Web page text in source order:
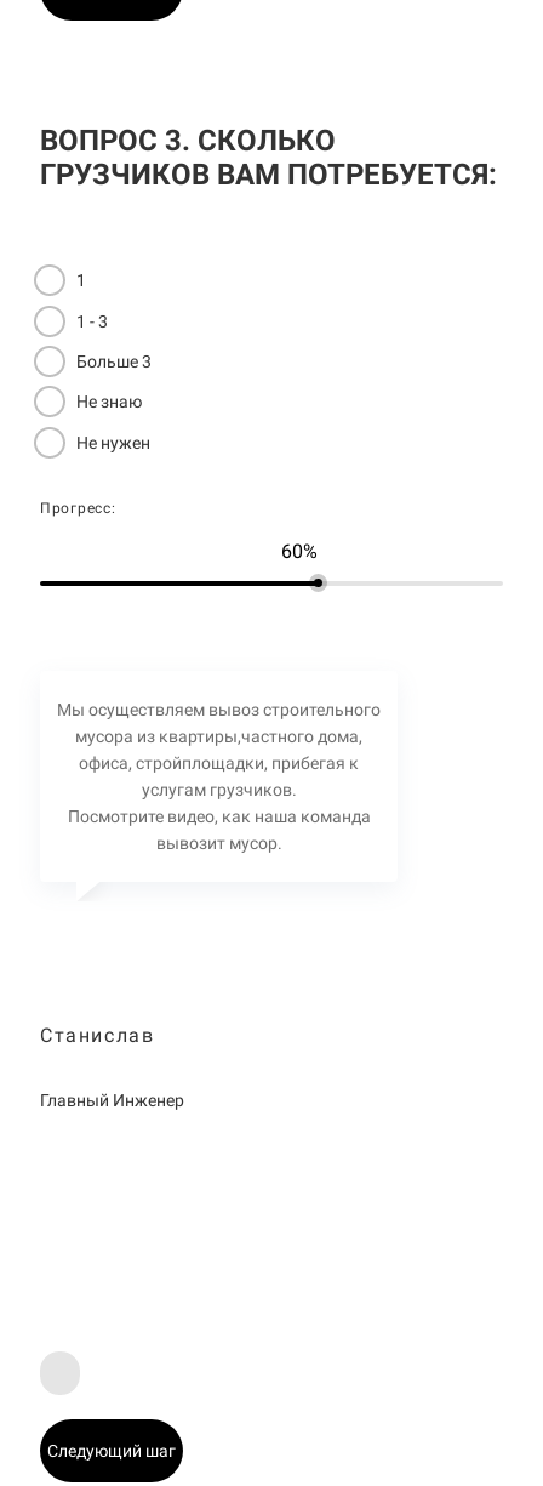
ВОПРОС 3. СКОЛЬКО
ГРУЗЧИКОВ ВАМ ПОТРЕБУЕТСЯ:
1
1 - 3
Больше 3
Не знаю
Не нужен
Прогресс:
60%
Мы осуществляем вывоз строительного
мусора из квартиры,частного дома,
офиса, стройплощадки, прибегая к
услугам грузчиков.
Посмотрите видео, как наша команда
вывозит мусор.
Станислав
Главный Инженер
Следующий шаг